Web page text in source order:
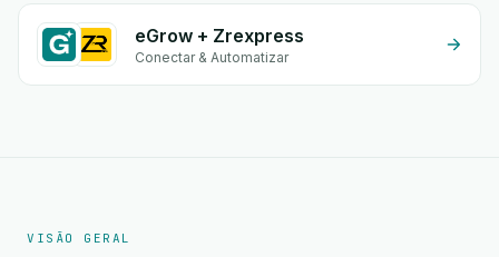
eGrow + Zrexpress
Conectar & Automatizar
VISÃO GERAL